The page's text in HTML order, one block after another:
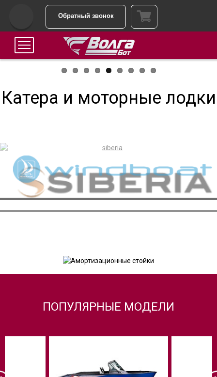
Обратный звонок
Катера и моторные лодки
ПОПУЛЯРНЫЕ МОДЕЛИ